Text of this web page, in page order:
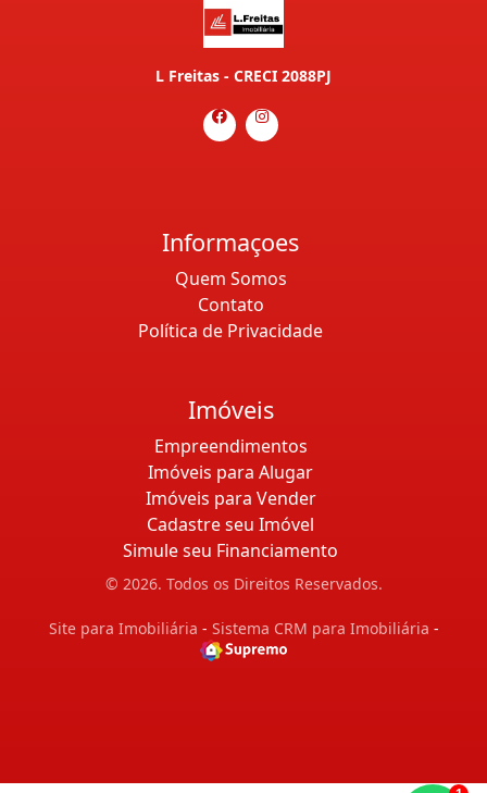
L Freitas - CRECI 2088PJ
Informaçoes
Quem Somos
Contato
Política de Privacidade
Imóveis
Empreendimentos
Imóveis para Alugar
Imóveis para Vender
Cadastre seu Imóvel
Simule seu Financiamento
© 2026. Todos os Direitos Reservados.
Site para Imobiliária - Sistema CRM para Imobiliária -